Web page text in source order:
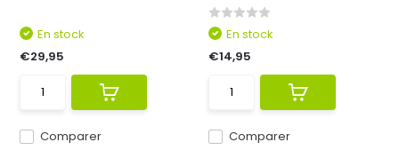
Comparer
En stock
€29,95
Comparer
En stock
€14,95